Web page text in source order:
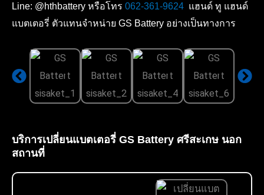
Line: @hthbattery หรือโทร 062-361-9624 แฮนด์ ทู แฮนด์
แบตเตอรี่ ตัวแทนจำหน่าย GS Battery อย่างเป็นทางการ
บริการเปลี่ยนแบตเตอรี่ GS Battery ศรีสะเกษ นอก
สถานที่